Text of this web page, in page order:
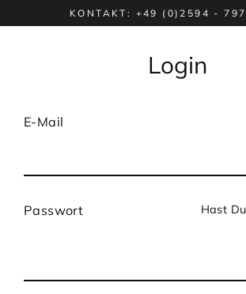
zum
KONTAKT: +49 (0)2594 -
Login
E-Mail
Passwort
Hast